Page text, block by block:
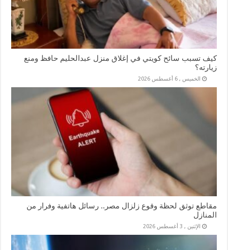
كيف تسبب سائح كويتي في إغلاق منزل عبدالحليم حافظ ومنع
زيارته؟
الخميس , 6 أغسطس 2026
مقاطع توثق لحظة وقوع زلزال مصر.. رسائل هاتفية وفرار من
المنازل
الإثنين , 3 أغسطس 2026